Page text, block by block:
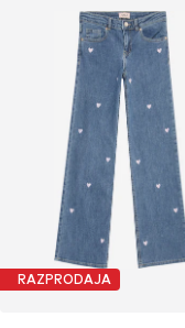
RAZPRODAJA